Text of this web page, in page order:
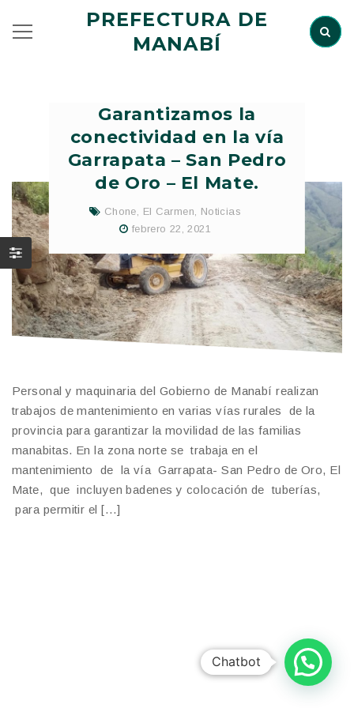
PREFECTURA DE
MANABÍ
Garantizamos la
conectividad en la vía
Garrapata – San Pedro
de Oro – El Mate.
Chone El Carmen
Noticias
febrero 22, 2021
Personal y maquinaria del Gobierno de Manabí realizan
trabajos de mantenimiento en varias vías rurales de la
provincia para garantizar la movilidad de las familias
manabitas. En la zona norte se trabaja en el
mantenimiento de la vía Garrapata- San Pedro de Oro, El
Mate, que incluyen badenes y colocación de tuberías,
para permitir el […]
Chatbot